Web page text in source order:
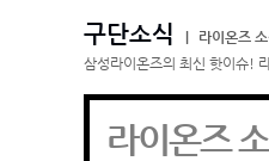
구단소식
라이온즈
삼성라이온즈의 최신 핫이슈!
라이온즈